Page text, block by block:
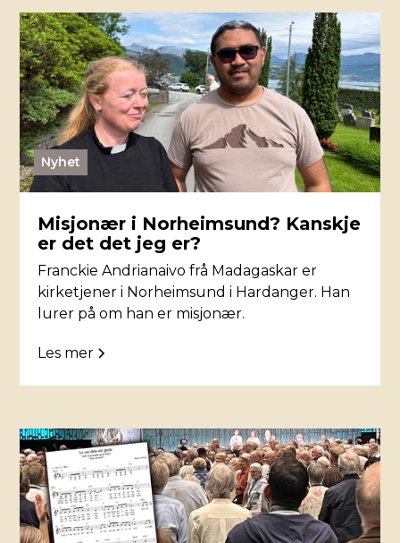
Nyhet
Misjonær i Norheimsund? Kanskje
er det det jeg er?
Franckie Andrianaivo frå Madagaskar er
kirketjener i Norheimsund i Hardanger. Han
lurer på om han er misjonær.
Les mer